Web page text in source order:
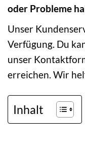
oder Probleme
Unser
Verfügung. Du
unser
erreichen. Wir
Inhalt